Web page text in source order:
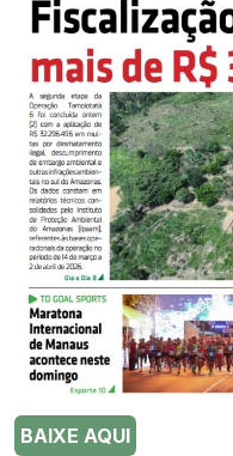
BAIXE AQUI